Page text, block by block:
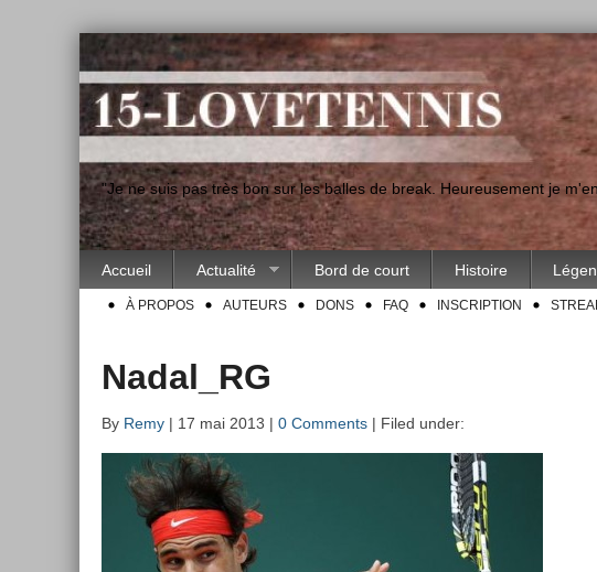
"Je ne suis pas très bon sur les balles de break. Heureusement je
Accueil Actualité Bord de court Histoire
À PROPOS AUTEURS DONS FAQ INSCRIPTION
Nadal_RG
By Remy | 17 mai 2013 | 0 Comments | Filed under: